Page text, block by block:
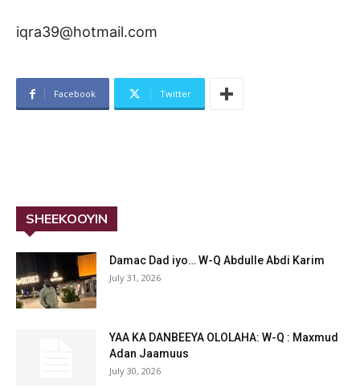
iqra39@hotmail.com
Facebook Twitter
SHEEKOOYIN
Damac Dad iyo… W-Q Abdulle Abdi Karim
July 31, 2026
YAA KA DANBEEYA OLOLAHA: W-Q : Maxmud
Adan Jaamuus
July 30, 2026